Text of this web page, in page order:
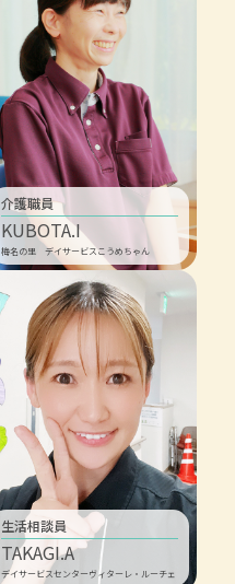
介護職員
KUBOTA.I
梅名の里 デイサービスこうめちゃん
生活相談員
TAKAGI.A
デイサービスセンターヴィターレ・ルーチェ